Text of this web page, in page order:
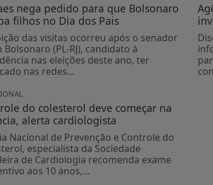
nega pedido para que Bolsonaro
filhos no Dia dos Pais
das visitas ocorreu após o senador
Bolsonaro (PL-RJ), candidato à
nas eleições deste ano, ter
nas redes...
do colesterol deve começar na
alerta cardiologista
Nacional de Prevenção e Controle do
especialista da Sociedade
de Cardiologia recomenda exame
aos 10 anos,...